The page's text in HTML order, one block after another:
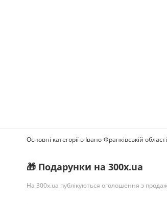
Основні категорії в Івано-Франківській області
🎁 Подарунки на 300x.ua
На 300x.ua публікуються оголошення з